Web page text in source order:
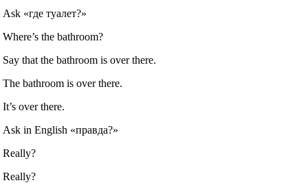
Ask «где туалет?»
Where’s the bathroom?
Say that the bathroom is over there.
The bathroom is over there.
It’s over there.
Ask in English «правда?»
Really?
Really?